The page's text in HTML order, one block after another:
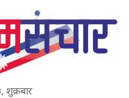
शुक्रबार